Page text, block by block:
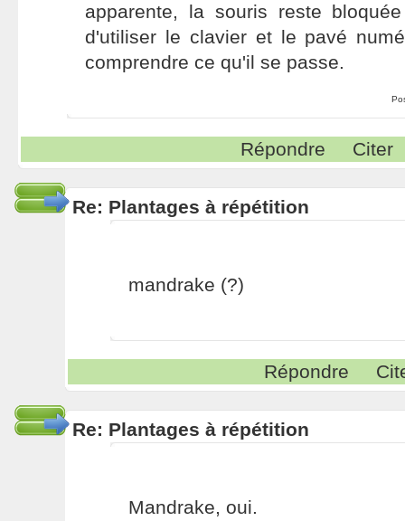
apparente, la souris reste
d'utiliser le clavier et le pavé
comprendre ce qu'il se passe.
Répondre Citer
Re: Plantages à répétition
mandrake (?)
Répondre
Re: Plantages à répétition
Mandrake, oui.